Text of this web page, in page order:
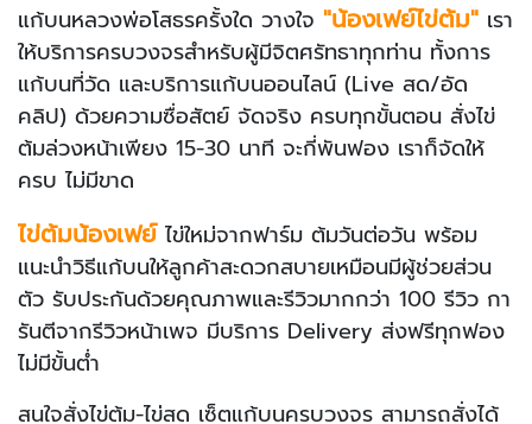
แก้บนหลวงพ่อโสธรครั้งใด วางใจ "น้องเฟย์ไข่ต้ม" เรา
ให้บริการครบวงจรสำหรับผู้มีจิตศรัทธาทุกท่าน ทั้งการ
แก้บนที่วัด และบริการแก้บนออนไลน์ (Live สด/อัด
คลิป) ด้วยความซื่อสัตย์ จัดจริง ครบทุกขั้นตอน สั่งไข่
ต้มล่วงหน้าเพียง 15-30 นาที จะกี่พันฟอง เราก็จัดให้
ครบ ไม่มีขาด
ไข่ต้มน้องเฟย์ไข่ใหม่จากฟาร์ม ต้มวันต่อวัน พร้อม
แนะนำวิธีแก้บนให้ลูกค้าสะดวกสบายเหมือนมีผู้ช่วยส่วน
ตัว รับประกันด้วยคุณภาพและรีวิวมากกว่า 100 รีวิว กา
รันตีจากรีวิวหน้าเพจ มีบริการ Delivery ส่งฟรีทุกฟอง
ไม่มีขั้นต่ำ
สนใจสั่งไข่ต้ม-ไข่สด เซ็ตแก้บนครบวงจร สามารถสั่งได้